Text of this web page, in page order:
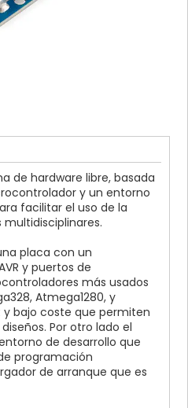
de hardware libre, basada
y un entorno
facilitar el uso de la
placa con un
y puertos de
más usados
Atmega1280, y
bajo coste que permiten
Por otro lado el
de desarrollo que
programación
de arranque que es